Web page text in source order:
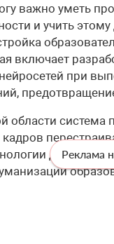
важно уметь
и учить
включает
при
области система
должны
Реклама